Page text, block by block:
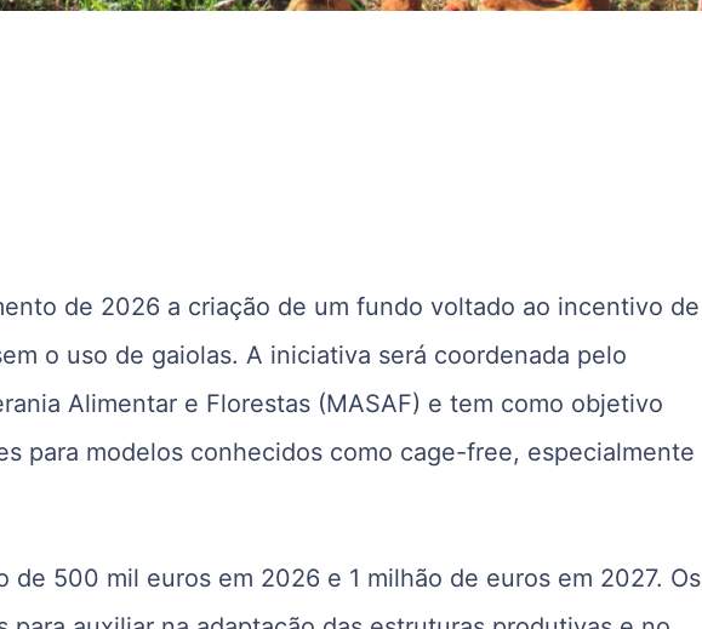
de 2026 a criação de um fundo voltado ao incentivo de
o uso de gaiolas. A iniciativa será coordenada pelo
Alimentar e Florestas (MASAF) e tem como objetivo
para modelos conhecidos como cage-free, especialmente
de 500 mil euros em 2026 e 1 milhão de euros em 2027. Os